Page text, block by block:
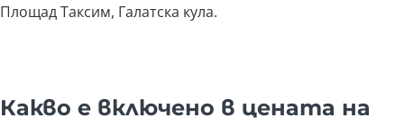
Площад Таксим, Галатска кула.
Какво е включено в цената на